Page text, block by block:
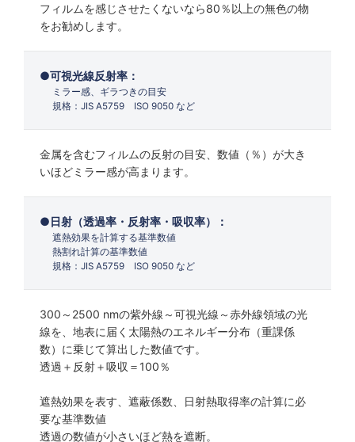
フィルムを感じさせたくないなら80％以上の無色の物
をお勧めします。
可視光線反射率：
ミラー感、ギラつきの目安
規格：JIS A5759 ISO 9050 など
金属を含むフィルムの反射の目安、数値（％）が大き
いほどミラー感が高まります。
日射（透過率・反射率・吸収率）：
遮熱効果を計算する基準数値
熱割れ計算の基準数値
規格：JIS A5759 ISO 9050 など
300～2500 nmの紫外線～可視光線～赤外線領域の光
線を、地表に届く太陽熱のエネルギー分布（重課係
数）に乗じて算出した数値です。
透過＋反射＋吸収＝100％
遮熱効果を表す、遮蔽係数、日射熱取得率の計算に必
要な基準数値
透過の数値が小さいほど熱を遮断。